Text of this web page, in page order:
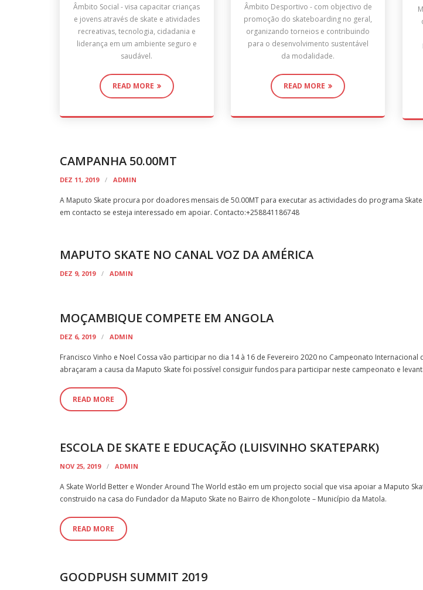
Âmbito Social - visa capacitar crianças
e jovens através de skate e atividades
recreativas, tecnologia, cidadania e
liderança em um ambiente seguro e
saudável.
READ MORE
Âmbito Desportivo - com objectivo de
promoção do skateboarding no geral,
organizando torneios e contribuindo
para o desenvolvimento sustentável
da modalidade.
READ MORE
CAMPANHA 50.00MT
DEZ 11, 2019 ADMIN
A Maputo Skate procura por doadores mensais de 50.00MT para executar as actividades do programa
em contacto se esteja interessado em apoiar. Contacto:+258841186748
MAPUTO SKATE NO CANAL VOZ DA AMÉRICA
DEZ 9, 2019 ADMIN
MOÇAMBIQUE COMPETE EM ANGOLA
DEZ 6, 2019 ADMIN
Francisco Vinho e Noel Cossa vão participar no dia 14 à 16 de Fevereiro 2020 no Campeonato
abraçaram a causa da Maputo Skate foi possível consiguir fundos para participar neste campeonato e
READ MORE
ESCOLA DE SKATE E EDUCAÇÃO (LUISVINHO SKATEPARK)
NOV 25, 2019 ADMIN
A Skate World Better e Wonder Around The World estão em um projecto social que visa apoiar a Maputo
construido na casa do Fundador da Maputo Skate no Bairro de Khongolote – Município da Matola.
READ MORE
GOODPUSH SUMMIT 2019